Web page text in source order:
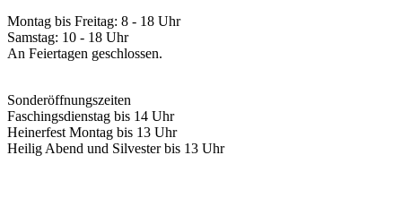
Montag bis Freitag: 8 - 18 Uhr
Samstag: 10 - 18 Uhr
An Feiertagen geschlossen.
Sonderöffnungszeiten
Faschingsdienstag bis 14 Uhr
Heinerfest Montag bis 13 Uhr
Heilig Abend und Silvester bis 13 Uhr